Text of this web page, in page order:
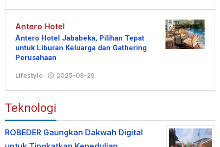
Antero Hotel
Antero Hotel Jababeka, Pilihan Tepat
untuk Liburan Keluarga dan Gathering
Perusahaan
Lifestyle 2025-08-29
Teknologi
ROBEDER Gaungkan Dakwah Digital